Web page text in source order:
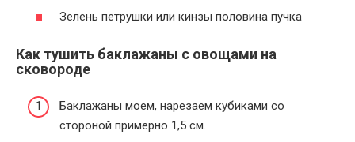
Зелень петрушки или кинзы половина пучка
Как тушить баклажаны с овощами на
сковороде
Баклажаны моем, нарезаем кубиками со
стороной примерно 1,5 см.